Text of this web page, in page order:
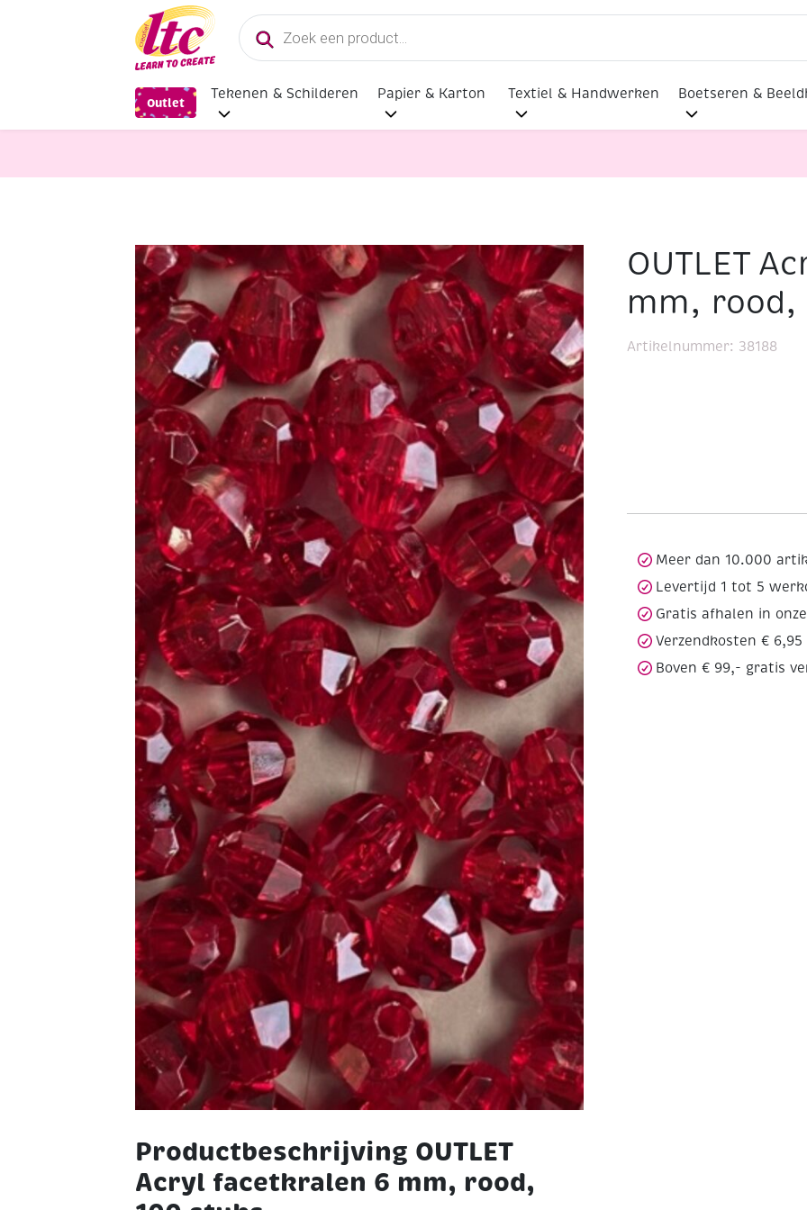
Producten
zoeken
Outlet
Tekenen & Schilderen Papier & Karton Textiel & Handwerken Boetseren &
Sieraden maken OUTLET Acryl facetkralen 6 mm, rood, 100 stuks
Productbeschrijving OUTLET
Acryl facetkralen 6 mm, rood,
OUTLET
mm, rood,
Artikelnummer: 38188
Meer dan 10.000
Levertijd 1 tot 5
Gratis afhalen in
Verzendkosten € 6,95
Boven € 99,- gratis